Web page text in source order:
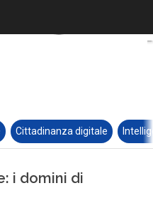
Cittadinanza digitale
i domini di